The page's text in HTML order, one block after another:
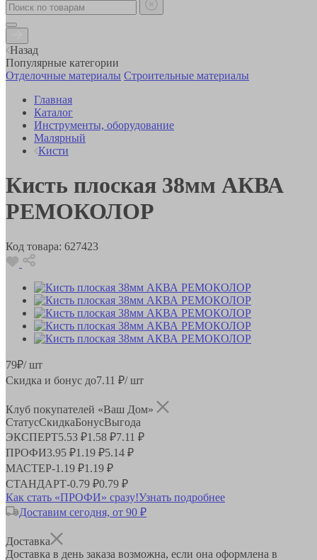
Назад
Популярные категории
Отделочные материалы Строительные материалы
Главная
Каталог
Инструменты, оборудование
Малярный
Кисти
Кисть плоская 38мм АКВА
РЕМОКОЛОР
Код товара: 627423
79₽/ шт
Скидка и бонус до7.11 ₽/ шт
Клуб покупателей «Ваш Дом»
СтатусСкидкаБонусВыгода
ЭКСПЕРТ5.53 ₽1.58 ₽7.11 ₽
ПРОФИ3.95 ₽1.19 ₽5.14 ₽
МАСТЕР-1.19 ₽1.19 ₽
СТАНДАРТ-0.79 ₽0.79 ₽
Как стать «ПРОФИ» сразу!Узнать подробнее
Доставим сегодня, от 90 ₽
Доставка
Доставка в день заказа возможна, если она оформлена в